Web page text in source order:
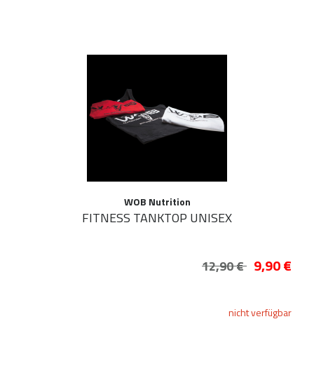
WOB Nutrition
FITNESS TANKTOP UNISEX
12,90 € 9,90 €
nicht verfügbar